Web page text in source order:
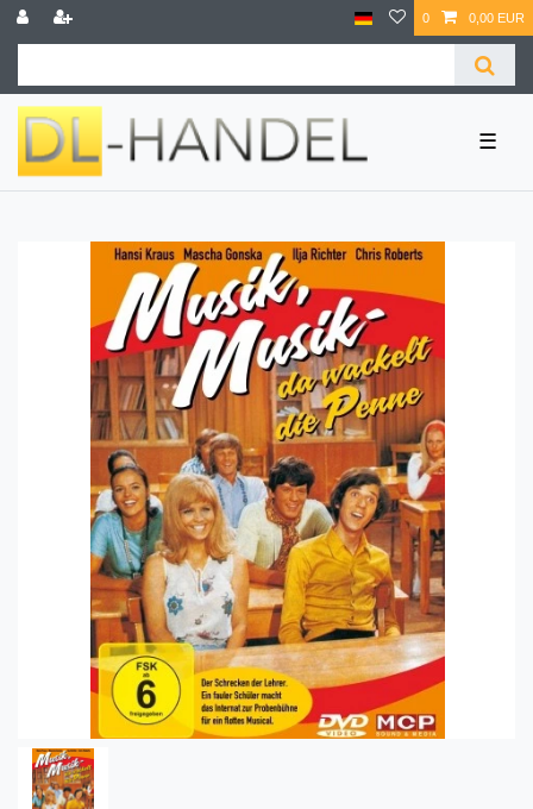
0 0,00 EUR
☰